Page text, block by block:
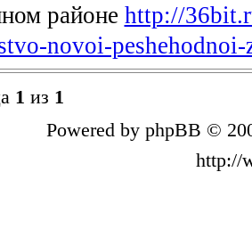
районе http://
novoi-
1 из 1
Powered by phpBB ©
http://